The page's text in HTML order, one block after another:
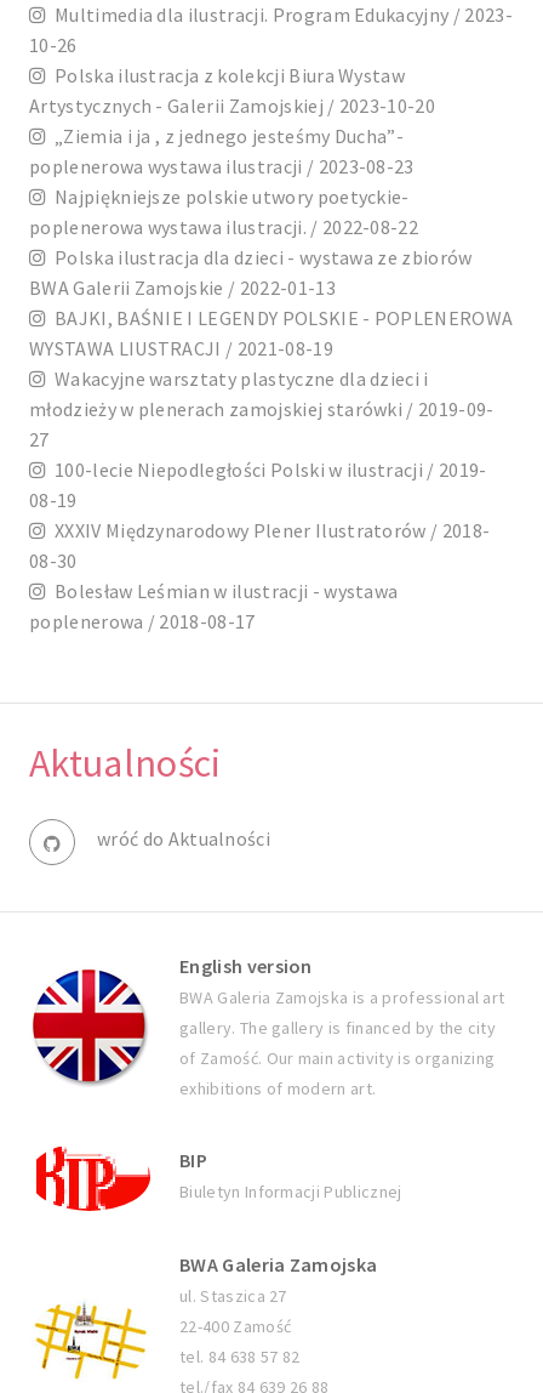
Multimedia dla ilustracji. Program Edukacyjny / 2023-
10-26
Polska ilustracja z kolekcji Biura Wystaw
Artystycznych - Galerii Zamojskiej / 2023-10-20
„Ziemia i ja , z jednego jesteśmy Ducha”-
poplenerowa wystawa ilustracji / 2023-08-23
Najpiękniejsze polskie utwory poetyckie-
poplenerowa wystawa ilustracji. / 2022-08-22
Polska ilustracja dla dzieci - wystawa ze zbiorów
BWA Galerii Zamojskie / 2022-01-13
BAJKI, BAŚNIE I LEGENDY POLSKIE - POPLENEROWA
WYSTAWA LIUSTRACJI / 2021-08-19
Wakacyjne warsztaty plastyczne dla dzieci i
młodzieży w plenerach zamojskiej starówki / 2019-09-
27
100-lecie Niepodległości Polski w ilustracji / 2019-
08-19
XXXIV Międzynarodowy Plener Ilustratorów / 2018-
08-30
Bolesław Leśmian w ilustracji - wystawa
poplenerowa / 2018-08-17
Aktualności
wróć do Aktualności
English version
BWA Galeria Zamojska is a professional art
gallery. The gallery is financed by the city
of Zamość. Our main activity is organizing
exhibitions of modern art.
BIP
Biuletyn Informacji Publicznej
BWA Galeria Zamojska
ul. Staszica 27
22-400 Zamość
tel. 84 638 57 82
tel./fax 84 639 26 88